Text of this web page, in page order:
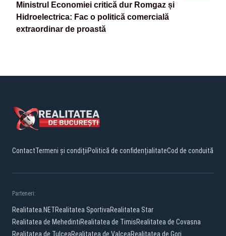
Ministrul Economiei critică dur Romgaz și
Hidroelectrica: Fac o politică comercială
extraordinar de proastă
ContactTermeni și condițiiPolitică de confidențialitateCod de conduită
Parteneri:
Realitatea.NETRealitatea SportivaRealitatea Star
Realitatea de MehedintiRealitatea de TimisRealitatea de Covasna
Realitatea de TulceaRealitatea de ValceaRealitatea de Gorj